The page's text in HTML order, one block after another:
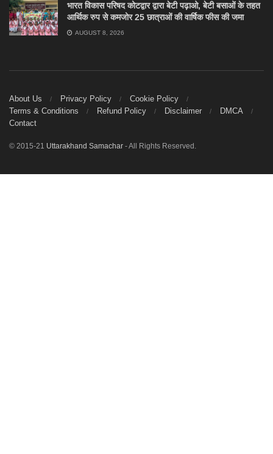
भारत विकास परिषद कोटद्वार द्वारा बेटी पढ़ाओ, बेटी बसाओं के तहत
आर्थिक रुप से कमजोर 25 छात्राओं की वार्षिक फीस की जमा
AUGUST 8, 2026
About Us Privacy Policy
Cookie Policy
Terms & Conditions
Refund Policy Disclaimer
DMCA
Contact
© 2015-21 Uttarakhand Samachar - All Rights Reserved.